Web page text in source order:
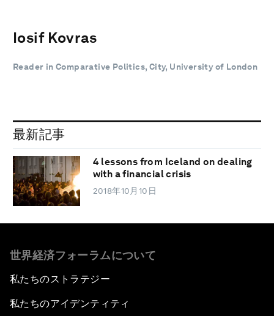
Iosif Kovras
Reader in Comparative Politics, City, University of London
最新記事
4 lessons from Iceland on dealing
with a financial crisis
2018年10月10日
世界経済フォーラムについて
私たちのストラテジー
私たちのアイデンティティ